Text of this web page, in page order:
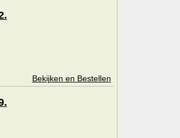
Bekijken en Bestellen